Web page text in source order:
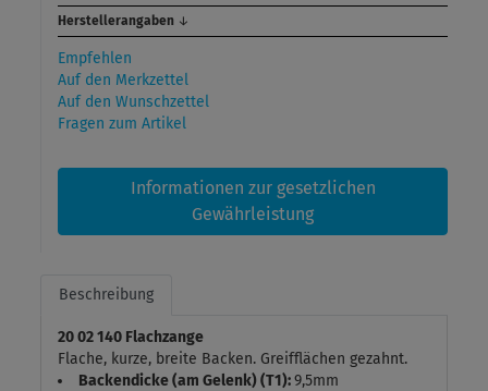
Herstellerangaben ↓
Empfehlen
Auf den Merkzettel
Auf den Wunschzettel
Fragen zum Artikel
Informationen zur gesetzlichen
Gewährleistung
Beschreibung
20 02 140 Flachzange
Flache, kurze, breite Backen. Greifflächen gezahnt.
Backendicke (am Gelenk) (T1):9,5mm